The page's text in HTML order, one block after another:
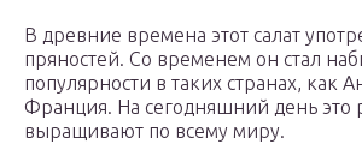
В древние времена этот салат
пряностей. Со временем он стал
популярности в таких странах, как
Франция. На сегодняшний день это
выращивают по всему миру.